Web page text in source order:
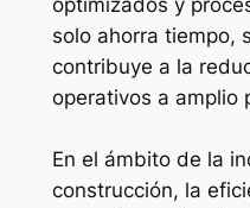
optimizados y
solo ahorra tiempo,
contribuye a la
operativos a amplio
En el ámbito de la
construcción, la